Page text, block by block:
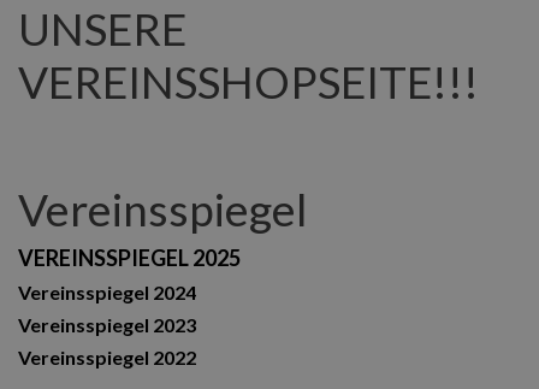
UNSERE
VEREINSSHOPSEITE!!!
Vereinsspiegel
VEREINSSPIEGEL 2025
Vereinsspiegel 2024
Vereinsspiegel 2023
Vereinsspiegel 2022